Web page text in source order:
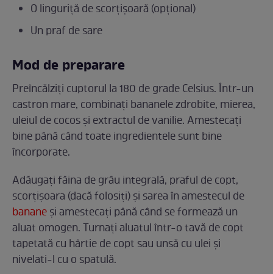
O linguriță de scorțișoară (opțional)
Un praf de sare
Mod de preparare
Preîncălziți cuptorul la 180 de grade Celsius. Într-un
castron mare, combinați bananele zdrobite, mierea,
uleiul de cocos și extractul de vanilie. Amestecați
bine până când toate ingredientele sunt bine
încorporate.
Adăugați făina de grâu integrală, praful de copt,
scorțișoara (dacă folosiți) și sarea în amestecul de
bananeși amestecați până când se formează un
aluat omogen. Turnați aluatul într-o tavă de copt
tapetată cu hârtie de copt sau unsă cu ulei și
nivelati-l cu o spatulă.